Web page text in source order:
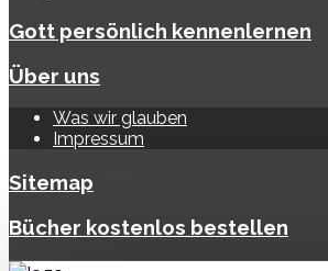
Gott persönlich kennenlernen
Über uns
Was wir glauben
Impressum
Sitemap
Bücher kostenlos bestellen